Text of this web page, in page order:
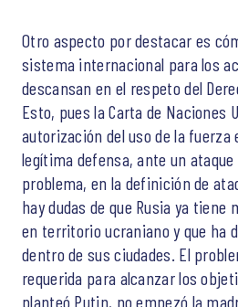
Otro aspecto por destacar es
sistema internacional para los
descansan en el respeto del
Esto, pues la Carta de Naciones
autorización del uso de la fuerza
legítima defensa, ante un
problema, en la definición de
hay dudas de que Rusia ya tiene
en territorio ucraniano y que ha
dentro de sus ciudades. El
requerida para alcanzar los
planteó Putin, no empezó la